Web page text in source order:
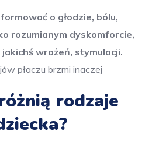
o głodzie, bólu,
rozumianym dyskomforcie,
wrażeń, stymulacji.
płaczu brzmi inaczej
rodzaje